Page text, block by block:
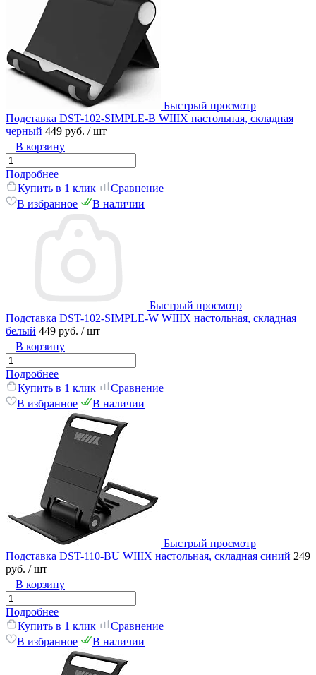
Быстрый просмотр
Подставка DST-102-SIMPLE-B WIIIX настольная, складная
черный 449 руб. / шт
В корзину
Подробнее
Купить в 1 клик
Сравнение
В избранное
В наличии
Быстрый просмотр
Подставка DST-102-SIMPLE-W WIIIX настольная, складная
белый 449 руб. / шт
В корзину
Подробнее
Купить в 1 клик
Сравнение
В избранное
В наличии
Быстрый просмотр
Подставка DST-110-BU WIIIX настольная, складная синий 249
руб. / шт
В корзину
Подробнее
Купить в 1 клик
Сравнение
В избранное
В наличии